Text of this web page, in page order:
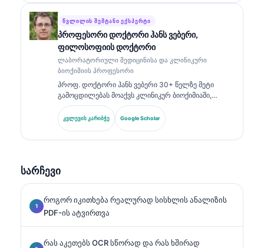
კლინიკურ პრაქტიკაში.
ᲬᲕᲚᲘᲚᲘᲡ ᲨᲔᲛᲢᲐᲜᲘ ᲔᲥᲡᲞᲔᲠᲢᲘ
პროფესორი დოქტორი ჰანს ვებერი,
ფილოსოფიის დოქტორი
ლაბორატორიული მედიცინისა და კლინიკური
ბიოქიმიის პროფესორი
პროფ. დოქტორი ჰანს ვებერი 30+ წელზე მეტი
გამოცდილებას მოაქვს კლინიკურ ბიოქიმიაში,
ლაბორატორიულ მედიცინაში და ბიომარკერების
კვლევაში. ის იყო გერმანიის კლინიკური ქიმიის
საზოგადოების ყოფილი პრეზიდენტი და
კვლევის კარიბჭე Google Scholar
სარჩევი
როგორ იკითხება რეალურად სისხლის ანალიზის
PDF-ის ატვირთვა
რას აკეთებს OCR სწორად და რას ხშირად